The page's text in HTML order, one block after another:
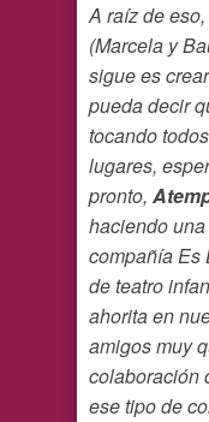
A raíz de
(Marcela y
sigue es
pueda decir
tocando
lugares,
pronto,
haciendo
compañía Es
de teatro
ahorita en
amigos muy
colaboración
ese tipo de